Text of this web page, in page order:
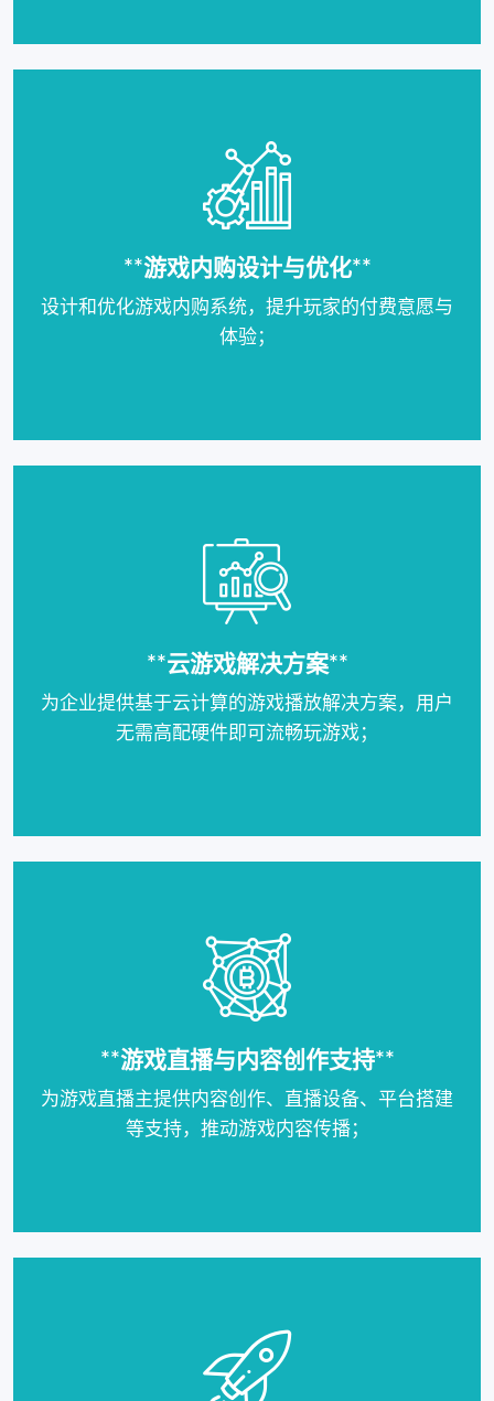
**游戏内购设计与优化**
设计和优化游戏内购系统，提升玩家的付费意愿与
体验；
**云游戏解决方案**
为企业提供基于云计算的游戏播放解决方案，用户
无需高配硬件即可流畅玩游戏；
**游戏直播与内容创作支持**
为游戏直播主提供内容创作、直播设备、平台搭建
等支持，推动游戏内容传播；